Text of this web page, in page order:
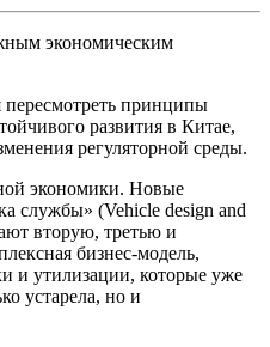
экономическим
пересмотреть принципы
развития в Китае,
регуляторной среды.
экономики. Новые
службы» (Vehicle design and
вторую, третью и
бизнес-модель,
и утилизации, которые уже
устарела, но и